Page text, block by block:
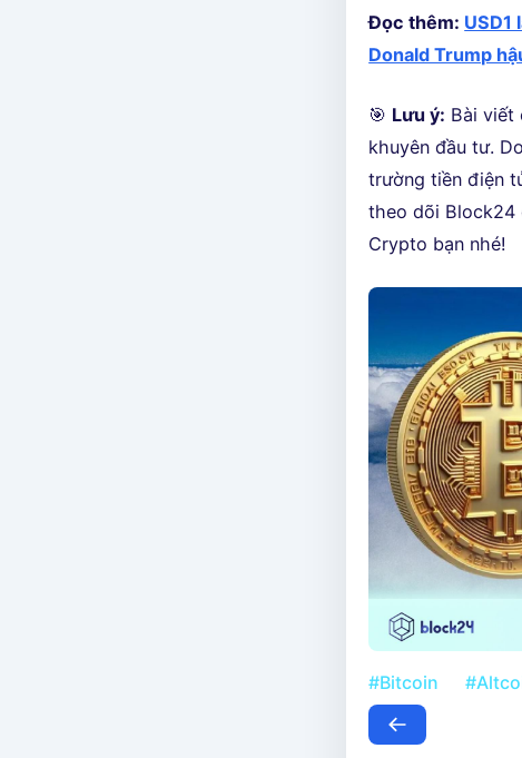
Đọc thêm: USD1
Donald Trump
🎯 Lưu ý: Bài viết
khuyên đầu tư.
trường tiền điện
theo dõi Block24
Crypto bạn nhé!
#Bitcoin